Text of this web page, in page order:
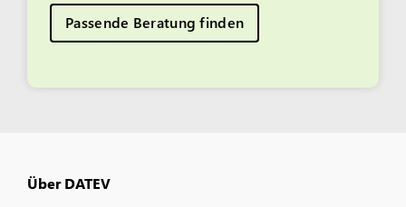
Passende Beratung finden
Über DATEV